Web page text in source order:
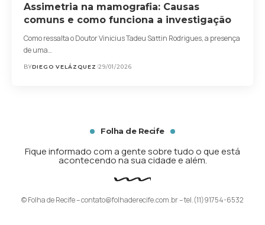
Assimetria na mamografia: Causas
comuns e como funciona a investigação
Como ressalta o Doutor Vinicius Tadeu Sattin Rodrigues, a presença
de uma…
BYDIEGO VELÁZQUEZ 29/01/2026
Folha de Recife
Fique informado com a gente sobre tudo o que está
acontecendo na sua cidade e além.
© Folha de Recife –contato@folhaderecife.com.br– tel.(11)91754-6532